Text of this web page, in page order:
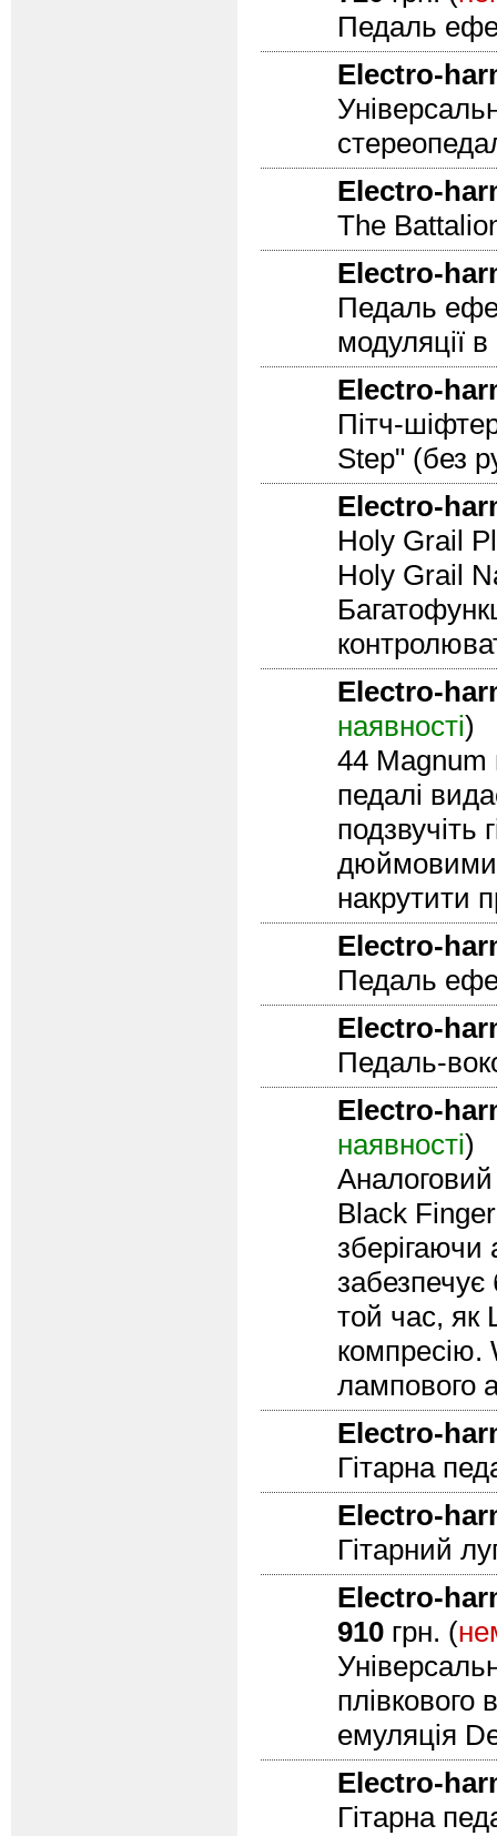
Педаль
Electro-
Electro-
The
Electro-
Педаль
модуляції
Electro-
Пітч-
Step" (без
Electro-
Holy Grail
Holy Grail
Electro-
наявності)
44 Magnum
педалі
подзвучіть
дюймовими
накрутити
Electro-
Педаль
Electro-
Педаль-
Electro-
наявності)
Black
забезпечує
той час, як
компресію.
лампового
Electro-
Гітарна
Electro-
Гітарний
Electro-
910 грн. (
емуляція
Electro-
Гітарна